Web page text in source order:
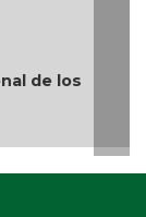
los